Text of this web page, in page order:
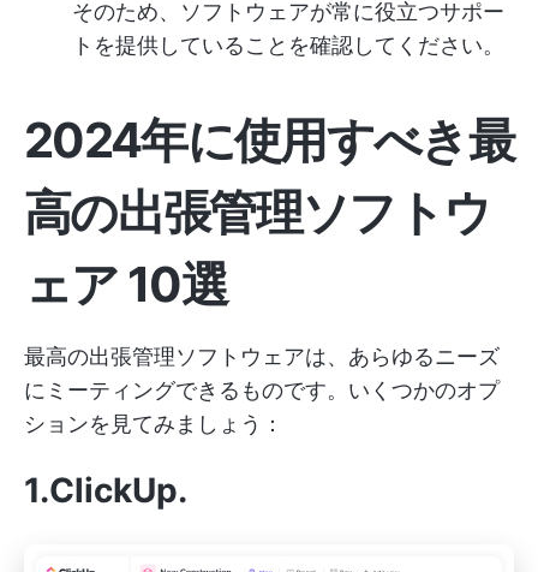
そのため、ソフトウェアが常に役立つサポー
トを提供していることを確認してください。
2024年に使用すべき最
高の出張管理ソフトウ
ェア 10選
最高の出張管理ソフトウェアは、あらゆるニーズ
にミーティングできるものです。いくつかのオプ
ションを見てみましょう：
1.ClickUp.